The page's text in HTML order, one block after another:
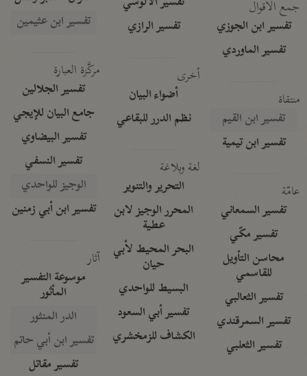
جمع الأقوال
تفسير ابن الجوزي
تفسير الماوردي
منتقاة
تفسير ابن القيم
تفسير ابن تيمية
عامّة
تفسير السمعاني
تفسير مكّي
محاسن التأويل
للقاسمي
تفسير الثعالبي
تفسير السمرقندي
تفسير الثعلبي
تفسير الرازي
أخرى
أضواء البيان
نظم الدرر للبقاعي
لغة وبلاغة
التحرير والتنوير
المحرر الوجيز لابن
عطية
البحر المحيط لأبي
حيان
البسيط للواحدي
تفسير أبي السعود
الكشاف للزمخشري
تفسير ابن عثيمين
مركَّزة العبارة
تفسير الجلالين
جامع البيان للإيجي
تفسير البيضاوي
تفسير النسفي
الوجيز للواحدي
تفسير ابن أبي زمنين
آثار
موسوعة التفسير
المأثور
الدر المنثور
تفسير ابن أبي حاتم
تفسير مقاتل